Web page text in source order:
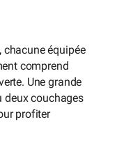
chacune équipée
comprend
Une grande
deux couchages
profiter